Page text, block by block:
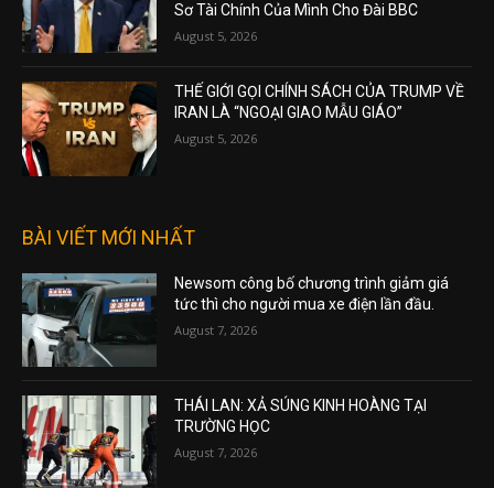
Sơ Tài Chính Của Mình Cho Đài BBC
August 5, 2026
THẾ GIỚI GỌI CHÍNH SÁCH CỦA TRUMP VỀ
IRAN LÀ “NGOẠI GIAO MẪU GIÁO”
August 5, 2026
BÀI VIẾT MỚI NHẤT
Newsom công bố chương trình giảm giá
tức thì cho người mua xe điện lần đầu.
August 7, 2026
THÁI LAN: XẢ SÚNG KINH HOÀNG TẠI
TRƯỜNG HỌC
August 7, 2026